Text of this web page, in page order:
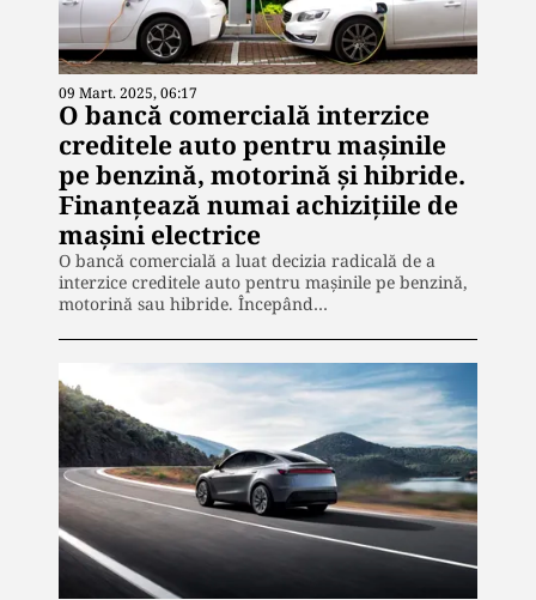
09 Mart. 2025, 06:17
O bancă comercială interzice
creditele auto pentru maşinile
pe benzină, motorină şi hibride.
Finanţează numai achiziţiile de
maşini electrice
O bancă comercială a luat decizia radicală de a
interzice creditele auto pentru maşinile pe benzină,
motorină sau hibride. Începând…